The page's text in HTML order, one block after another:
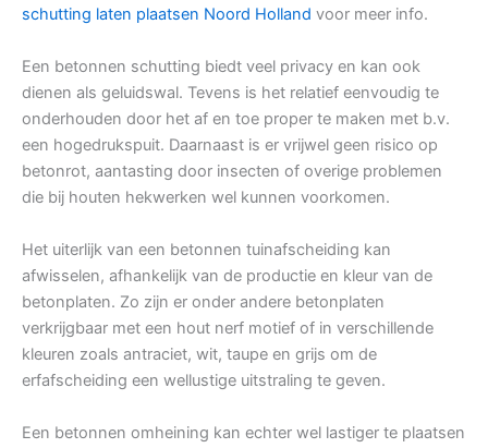
schutting laten plaatsen Noord Holland voor meer info.
Een betonnen schutting biedt veel privacy en kan ook
dienen als geluidswal. Tevens is het relatief eenvoudig te
onderhouden door het af en toe proper te maken met b.v.
een hogedrukspuit. Daarnaast is er vrijwel geen risico op
betonrot, aantasting door insecten of overige problemen
die bij houten hekwerken wel kunnen voorkomen.
Het uiterlijk van een betonnen tuinafscheiding kan
afwisselen, afhankelijk van de productie en kleur van de
betonplaten. Zo zijn er onder andere betonplaten
verkrijgbaar met een hout nerf motief of in verschillende
kleuren zoals antraciet, wit, taupe en grijs om de
erfafscheiding een wellustige uitstraling te geven.
Een betonnen omheining kan echter wel lastiger te plaatsen